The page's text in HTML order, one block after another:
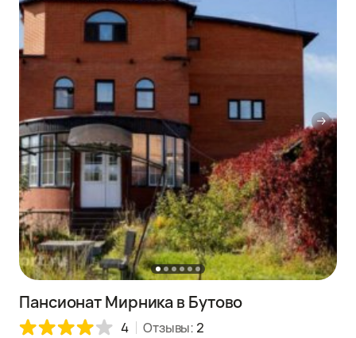
Пансионат Мирника в Бутово
4 Отзывы: 2